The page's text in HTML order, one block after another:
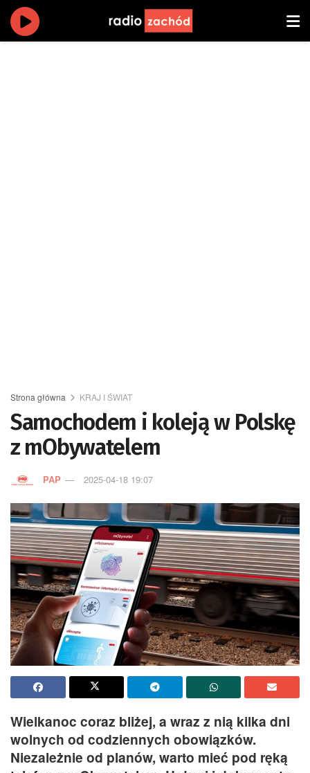
Strona główna KRAJ I ŚWIAT
Samochodem i koleją w Polskę
z mObywatelem
PAP 2025-04-18 19:07
Wielkanoc coraz bliżej, a wraz z nią kilka dni
wolnych od codziennych obowiązków.
Niezależnie od planów, warto mieć pod ręką